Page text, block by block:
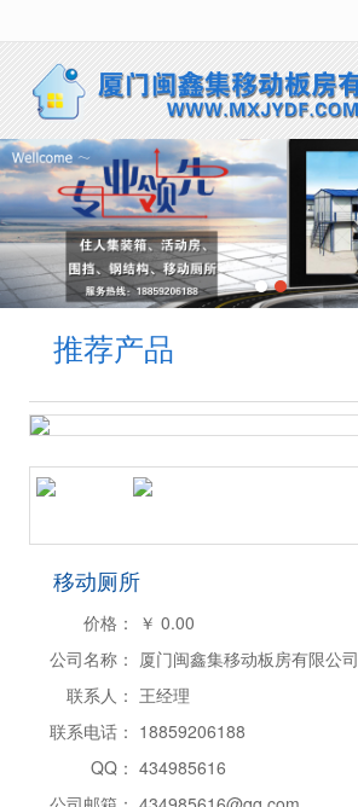
推荐产品
移动厕所
价格：
￥0.00
公司名称： 厦门闽鑫集移动板房有限公司
联系人： 王经理
联系电话： 18859206188
QQ： 434985616